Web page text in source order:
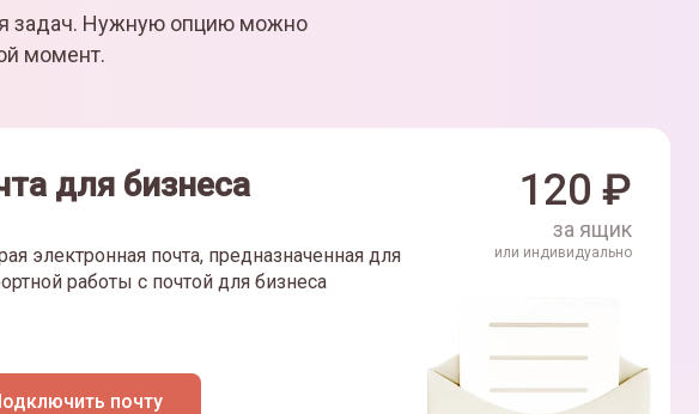
задач. Нужную опцию можно
момент.
для бизнеса
электронная почта, предназначенная для
работы с почтой для бизнеса
почту
120 ₽
за ящик
или индивидуально